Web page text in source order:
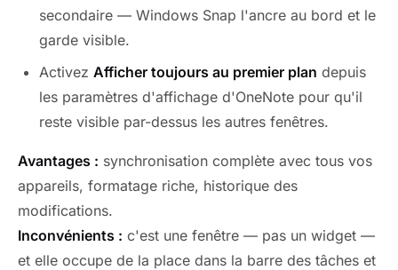
secondaire — Windows Snap l'ancre au bord et le
garde visible.
Activez Afficher toujours au premier plan depuis
les paramètres d'affichage d'OneNote pour qu'il
reste visible par-dessus les autres fenêtres.
Avantages : synchronisation complète avec tous vos
appareils, formatage riche, historique des
modifications.
Inconvénients : c'est une fenêtre — pas un widget —
et elle occupe de la place dans la barre des tâches et